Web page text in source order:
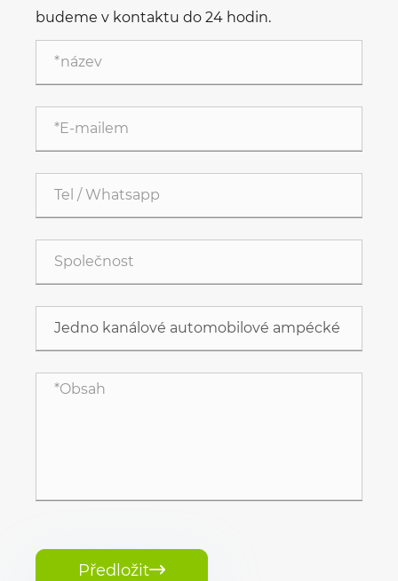
budeme v kontaktu do 24 hodin.
Předložit